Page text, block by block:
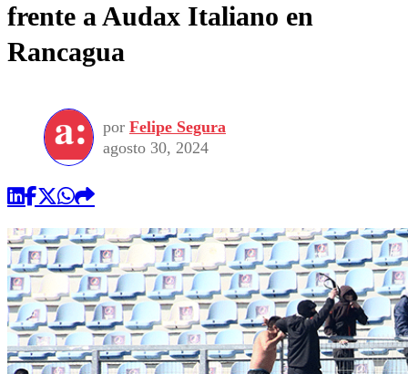
frente a Audax Italiano en
Rancagua
por Felipe Segura
agosto 30, 2024